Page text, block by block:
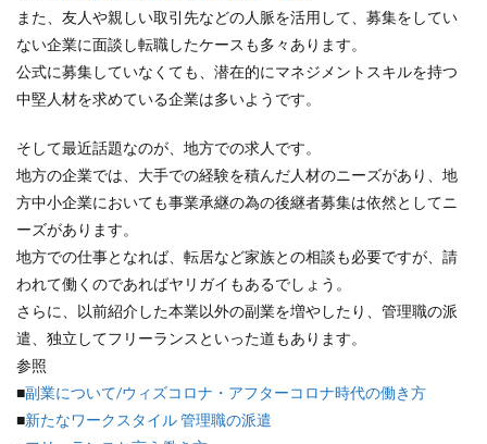
また、友人や親しい取引先などの人脈を活用して、募集をしてい
ない企業に面談し転職したケースも多々あります。
公式に募集していなくても、潜在的にマネジメントスキルを持つ
中堅人材を求めている企業は多いようです。
そして最近話題なのが、地方での求人です。
地方の企業では、大手での経験を積んだ人材のニーズがあり、地
方中小企業においても事業承継の為の後継者募集は依然としてニ
ーズがあります。
地方での仕事となれば、転居など家族との相談も必要ですが、請
われて働くのであればヤリガイもあるでしょう。
さらに、以前紹介した本業以外の副業を増やしたり、管理職の派
遣、独立してフリーランスといった道もあります。
参照
■副業について/ウィズコロナ・アフターコロナ時代の働き方
■新たなワークスタイル 管理職の派遣